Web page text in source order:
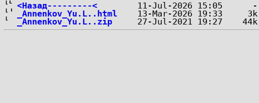
<Назад---------<
_Annenkov_Yu.L..html
_Annenkov_Yu.L..zip